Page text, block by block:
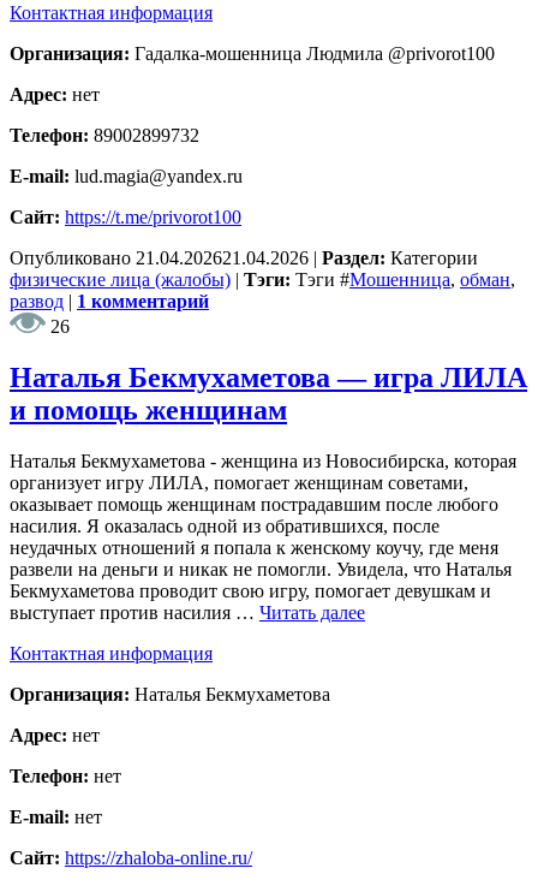
Контактная информация
Организация: Гадалка-мошенница Людмила @privorot100
Адрес: нет
Телефон: 89002899732
E-mail: lud.magia@yandex.ru
Сайт: https://t.me/privorot100
Опубликовано 21.04.202621.04.2026 | Раздел: Категории
физические лица (жалобы) | Тэги: Тэги #Мошенница, обман,
развод | 1 комментарий
26
Наталья Бекмухаметова — игра ЛИЛА
и помощь женщинам
Наталья Бекмухаметова - женщина из Новосибирска, которая
организует игру ЛИЛА, помогает женщинам советами,
оказывает помощь женщинам пострадавшим после любого
насилия. Я оказалась одной из обратившихся, после
неудачных отношений я попала к женскому коучу, где меня
развели на деньги и никак не помогли. Увидела, что Наталья
Бекмухаметова проводит свою игру, помогает девушкам и
выступает против насилия … Читать далее
Контактная информация
Организация: Наталья Бекмухаметова
Адрес: нет
Телефон: нет
E-mail: нет
Сайт: https://zhaloba-online.ru/